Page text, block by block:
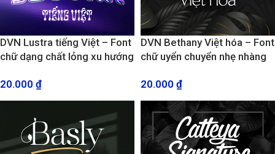
DVN Lustra tiếng Việt – Font
chữ dạng chất lỏng xu hướng
20.000 ₫
DVN Bethany Việt hóa – Font
chữ uyển chuyển nhẹ nhàng
20.000 ₫